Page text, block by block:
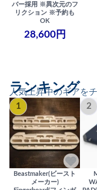
バー採用 ※異次元のフ
リクション ※予約も
OK
28,600円
人気上昇中のギアを
ランキング
1
Beastmaker(ビースト
メーカー)
2